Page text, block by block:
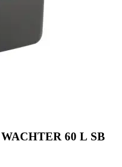
WACHTER 60 L SB